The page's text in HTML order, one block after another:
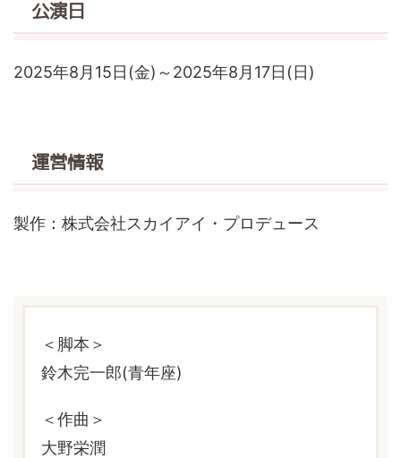
公演日
2025年8月15日(金)～2025年8月17日(日)
運営情報
製作：株式会社スカイアイ・プロデュース
＜脚本＞
鈴木完一郎(青年座)
＜作曲＞
大野栄潤